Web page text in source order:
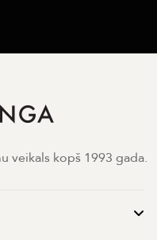
veikals kopš 1993 gada.